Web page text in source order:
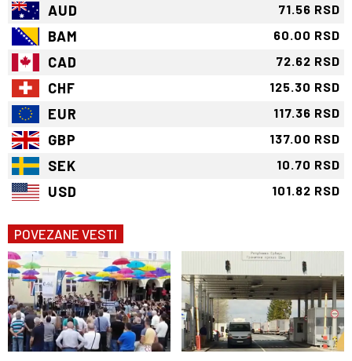
AUD 71.56 RSD
BAM 60.00 RSD
CAD 72.62 RSD
CHF 125.30 RSD
EUR 117.36 RSD
GBP 137.00 RSD
SEK 10.70 RSD
USD 101.82 RSD
POVEZANE VESTI